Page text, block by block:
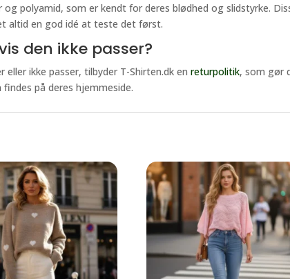
polyamid, som er kendt for deres blødhed og slidstyrke.
altid en god idé at teste det først.
den ikke passer?
ikke passer, tilbyder T-Shirten.dk en returpolitik, som gør
på deres hjemmeside.